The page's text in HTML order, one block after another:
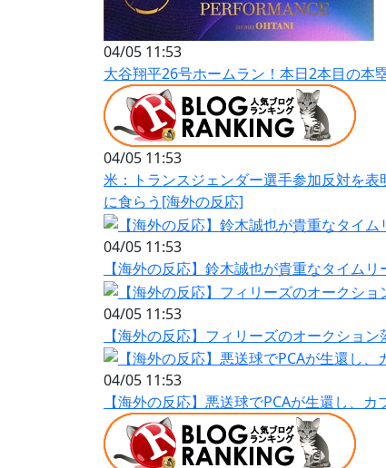
04/05 11:53
大谷翔平26号ホームラン！本日2本目の
04/05 11:53
米：トランスジェンダー選手参加反対を
に食らう[海外の反応]
04/05 11:53
【海外の反応】鈴木誠也が貴重なタイム
04/05 11:53
【海外の反応】フィリーズのオークショ
04/05 11:53
【海外の反応】悪送球でPCAが生還し、